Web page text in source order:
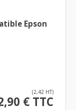
Epson
(2,42 HT)
€ TTC